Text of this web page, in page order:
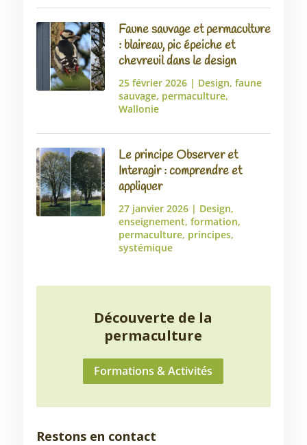
Faune sauvage et permaculture
: blaireau, pic épeiche et
chevreuil dans le design
25 février 2026| Design, faune
sauvage, permaculture,
Wallonie
Le principe Observer et
Interagir : comprendre et
appliquer
27 janvier 2026| Design,
enseignement, formation,
permaculture, principes,
systémique
Découverte de la
permaculture
Formations & Activités
Restons en contact